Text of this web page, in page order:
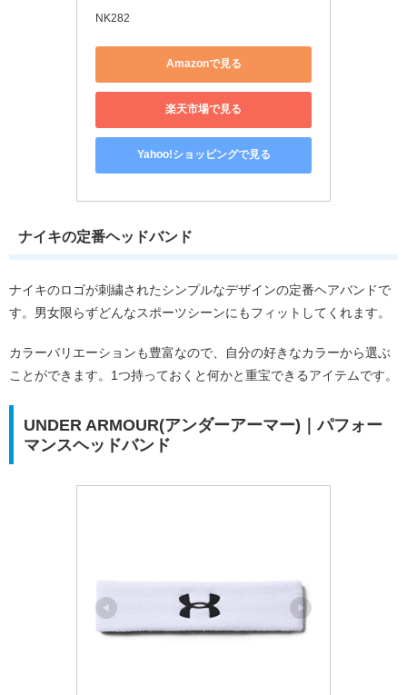
NK282
Amazonで見る
楽天市場で見る
Yahoo!ショッピングで見る
ナイキの定番ヘッドバンド
ナイキのロゴが刺繍されたシンプルなデザインの定番ヘアバンドで
す。男女限らずどんなスポーツシーンにもフィットしてくれます。
カラーバリエーションも豊富なので、自分の好きなカラーから選ぶ
ことができます。1つ持っておくと何かと重宝できるアイテムです。
UNDER ARMOUR(アンダーアーマー)｜パフォー
マンスヘッドバンド